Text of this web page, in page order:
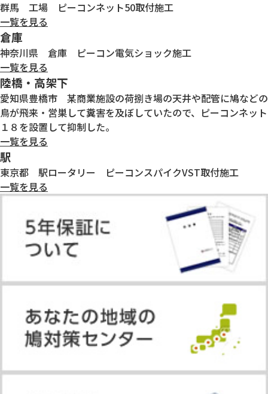
群馬 工場 ピーコンネット50取付施工
一覧を見る
倉庫
神奈川県 倉庫 ピーコン電気ショック施工
一覧を見る
陸橋・高架下
愛知県豊橋市 某商業施設の荷捌き場の天井や配管に鳩などの
鳥が飛来・営巣して糞害を及ぼしていたので、ピーコンネット
１８を設置して抑制した。
一覧を見る
駅
東京都 駅ロータリー ピーコンスパイクVST取付施工
一覧を見る